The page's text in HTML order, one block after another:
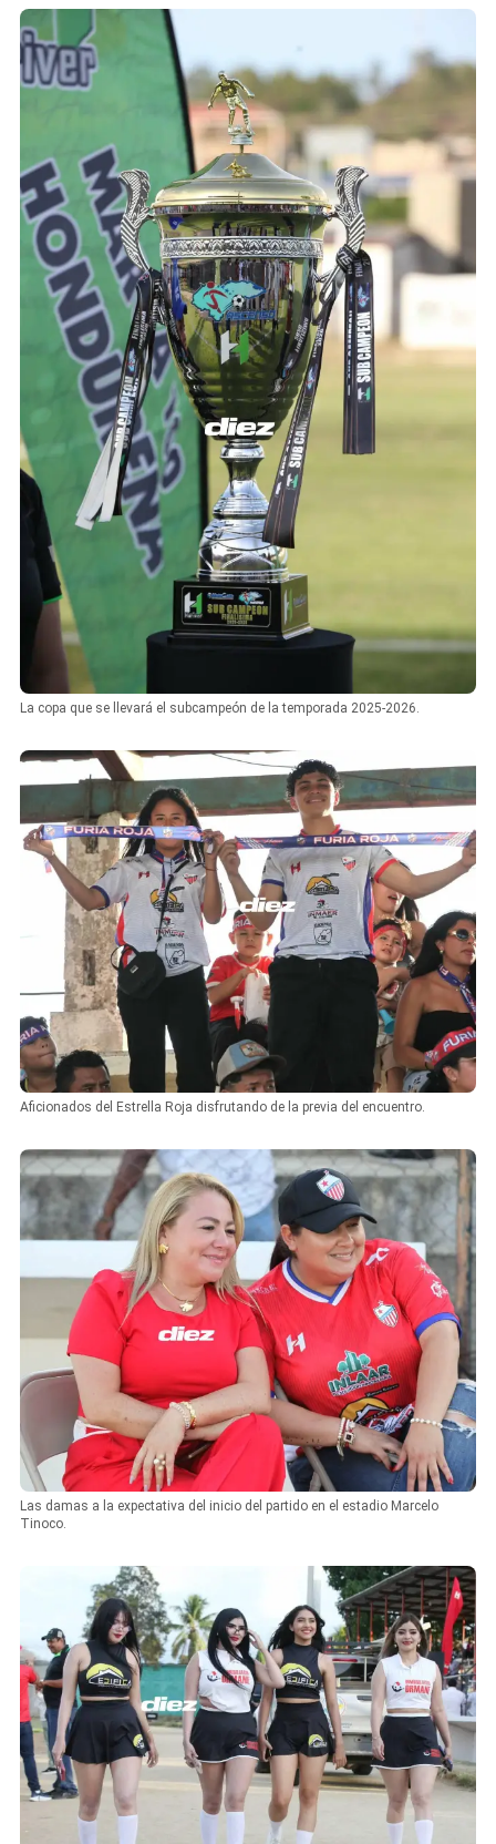
La copa que se llevará el subcampeón de la temporada 2025-2026.
Aficionados del Estrella Roja disfrutando de la previa del encuentro.
Las damas a la expectativa del inicio del partido en el estadio Marcelo
Tinoco.